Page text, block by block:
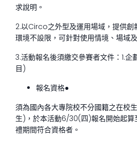
求說明。
2.以Circo之外型及運用場域，提供創
環境不設限，可針對使用情境、場域
3.活動報名後須繳交參賽者文件：1.
目)
報名資格●
須為國內各大專院校不分國籍之在校
生)，於本活動6/30(四)報名開始起
禮期間符合資格者。